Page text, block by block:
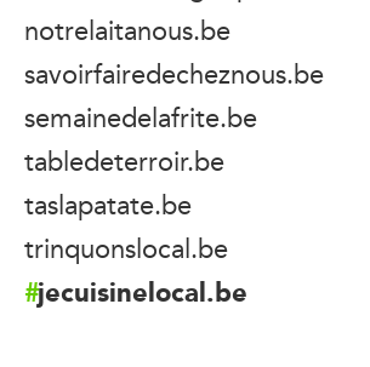
notrelaitanous.be
savoirfairedecheznous.be
semainedelafrite.be
tabledeterroir.be
taslapatate.be
trinquonslocal.be
jecuisinelocal.be